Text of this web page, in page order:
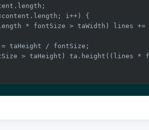
* fontSize > taWidth) lines +=
> taHeight) ta.height((lines *